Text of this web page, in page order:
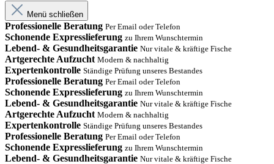
Menü schließen
Professionelle Beratung Per Email oder Telefon
Schonende Expresslieferung zu Ihrem Wunschtermin
Lebend- & Gesundheitsgarantie Nur vitale & kräftige Fische
Artgerechte Aufzucht Modern & nachhaltig
Expertenkontrolle Ständige Prüfung unseres Bestandes
Professionelle Beratung Per Email oder Telefon
Schonende Expresslieferung zu Ihrem Wunschtermin
Lebend- & Gesundheitsgarantie Nur vitale & kräftige Fische
Artgerechte Aufzucht Modern & nachhaltig
Expertenkontrolle Ständige Prüfung unseres Bestandes
Professionelle Beratung Per Email oder Telefon
Schonende Expresslieferung zu Ihrem Wunschtermin
Lebend- & Gesundheitsgarantie Nur vitale & kräftige Fische